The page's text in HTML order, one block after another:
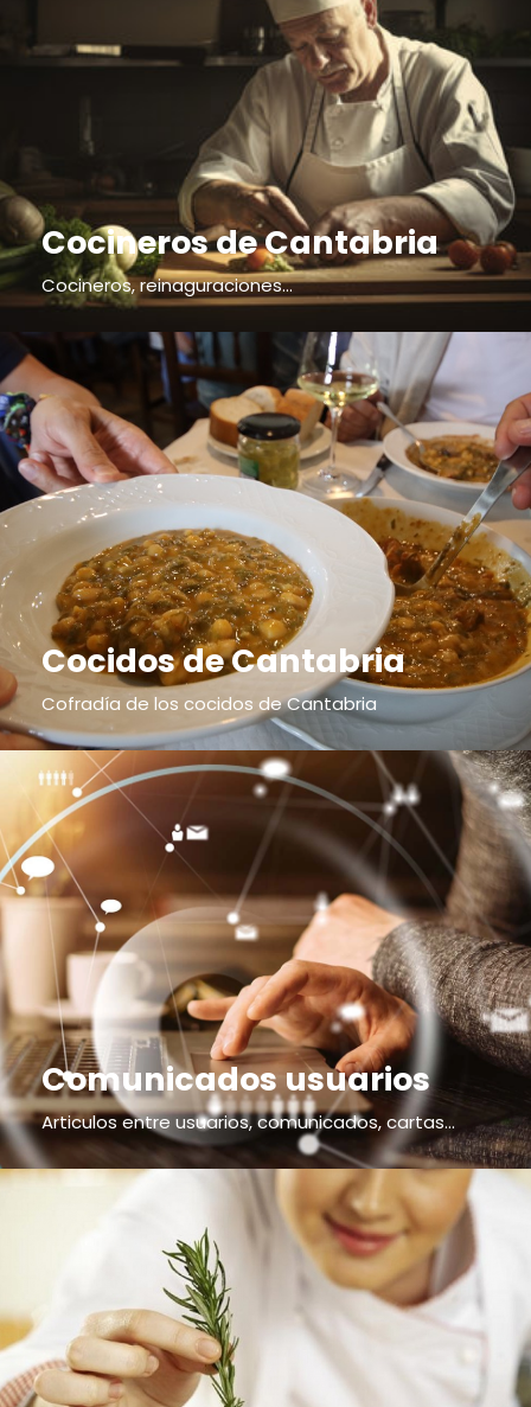
Cocineros de Cantabria
Cocineros, reinaguraciones...
Cocidos de Cantabria
Cofradía de los cocidos de Cantabria
Comunicados usuarios
Articulos entre usuarios, comunicados, cartas...